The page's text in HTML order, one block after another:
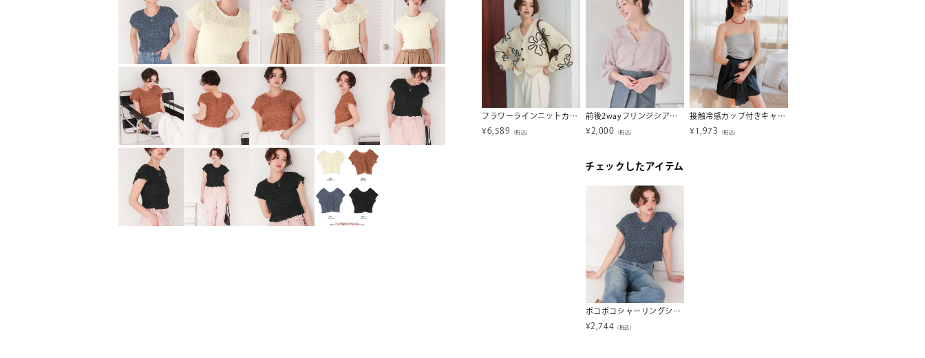
バストレースキャミソールワンピース
3,804 ¥2,073 2,189 （税込）
フラワーラインニットカーディガン
¥6,589 （税込）
前後2wayフリンジシアートップス【メール便可／100】
¥ 2,000 （税込）
接触冷感カップ付きキャミソール【miette ミエット】
¥ 1,973 （税込）
チェックしたアイテム
ポコポコシャーリングシアートップス
¥2,744 （税込）